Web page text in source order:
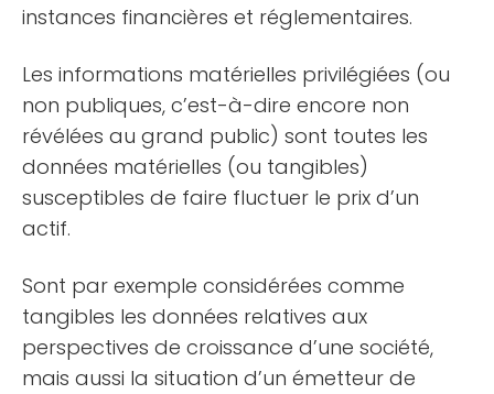
instances financières et réglementaires.
Les informations matérielles privilégiées (ou
non publiques, c’est-à-dire encore non
révélées au grand public) sont toutes les
données matérielles (ou tangibles)
susceptibles de faire fluctuer le prix d’un
actif.
Sont par exemple considérées comme
tangibles les données relatives aux
perspectives de croissance d’une société,
mais aussi la situation d’un émetteur de